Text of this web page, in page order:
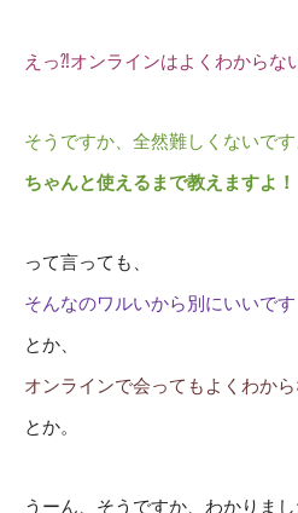
えっ⁈オンラインはよくわからな
そうですか、全然難しくないです
ちゃんと使えるまで教えますよ！
って言っても、
そんなのワルいから別にいいです
とか、
オンラインで会ってもよくわか
とか。
うーん、そうですか、わかりまし